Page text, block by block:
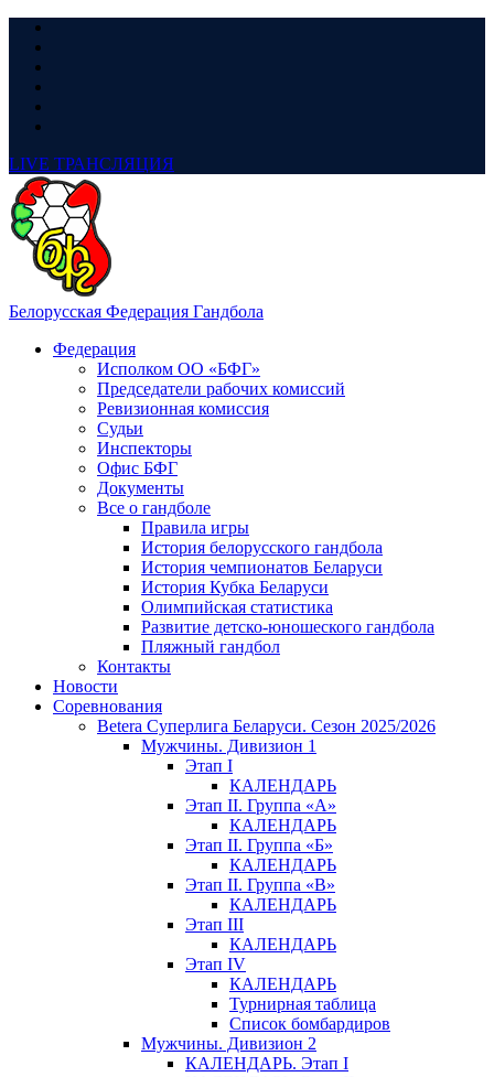
LIVE ТРАНСЛЯЦИЯ
Белорусская Федерация Гандбола
Федерация
Исполком ОО «БФГ»
Председатели рабочих комиссий
Ревизионная комиссия
Судьи
Инспекторы
Офис БФГ
Документы
Все о гандболе
Правила игры
История белорусского гандбола
История чемпионатов Беларуси
История Кубка Беларуси
Олимпийская статистика
Развитие детско-юношеского гандбола
Пляжный гандбол
Контакты
Новости
Соревнования
Betera Суперлига Беларуси. Сезон 2025/2026
Мужчины. Дивизион 1
Этап I
КАЛЕНДАРЬ
Этап II. Группа «А»
КАЛЕНДАРЬ
Этап II. Группа «Б»
КАЛЕНДАРЬ
Этап II. Группа «В»
КАЛЕНДАРЬ
Этап III
КАЛЕНДАРЬ
Этап IV
КАЛЕНДАРЬ
Турнирная таблица
Список бомбардиров
Мужчины. Дивизион 2
КАЛЕНДАРЬ. Этап I